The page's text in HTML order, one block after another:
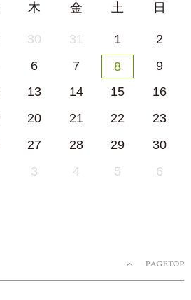
木 金 土 日
30 31 1
2
6 7 8
9
13 14 15
16
20 21 22
23
27 28 29
30
3 4 5 6